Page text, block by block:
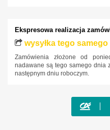
Land Rover
Lexus
MAN
Maxus
Mercedes-Benz
Ekspresowa realizacja
wysyłka tego
Zamówienia złożone od
nadawane są tego samego dnia
następnym dniu roboczym.